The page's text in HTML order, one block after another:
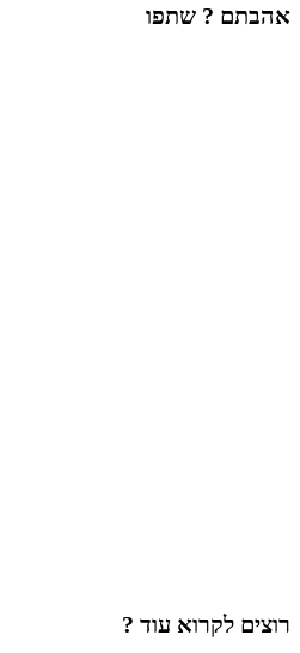
אהבתם ? שתפו
רוצים לקרוא עוד ?